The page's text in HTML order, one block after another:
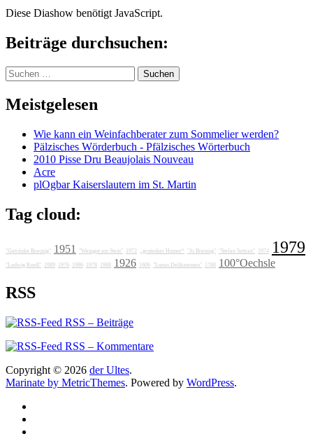
Diese Diashow benötigt JavaScript.
Beiträge durchsuchen:
Suchen
nach:
Meistgelesen
Wie kann ein Weinfachberater zum Sommelier werden?
Pälzisches Wörderbuch - Pfälzisches Wörterbuch
2010 Pisse Dru Beaujolais Nouveau
Acre
plOgbar Kaiserslautern im St. Martin
Tag cloud:
"Getränke Breunig" 1951 "Weingut am Stein" 1972 „grotesker Humor“ "Jo Breunig" "Stefan Sattran" 1974 1979
"Ludwig Knoll" 1989 1976 1986 1978 1988 1926 1606 "Lunas Delikatessen" 1788 100°Oechsle
RSS
RSS – Beiträge
RSS – Kommentare
Copyright © 2026 der Ultes.
Marinate by MetricThemes. Powered by WordPress.